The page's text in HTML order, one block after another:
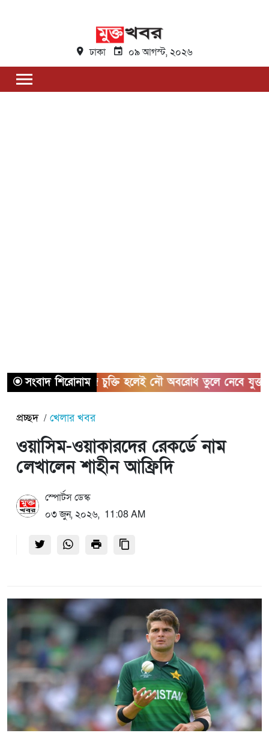
ঢাকা ০৯ আগস্ট, ২০২৬
সংবাদ শিরোনাম
হরমুজ চুক্তি হলেই নৌ অবরোধ তুলে নেবে যুক্তরাষ্ট্র
প্রচ্ছদ খেলার খবর
ওয়াসিম-ওয়াকারদের রেকর্ডে নাম
লেখালেন শাহীন আফ্রিদি
স্পোর্টস ডেস্ক
০৩ জুন, ২০২৬, 11:08 AM